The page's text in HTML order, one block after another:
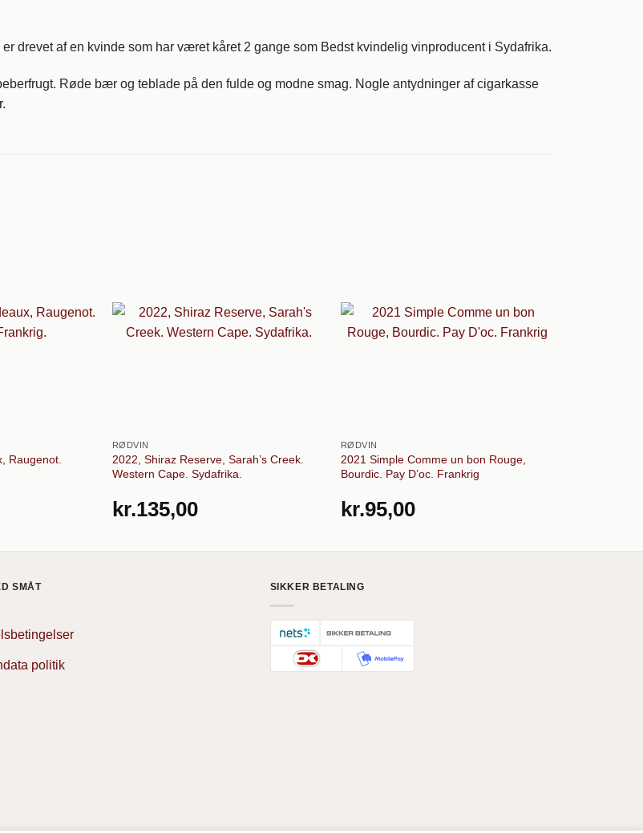
drevet af en kvinde som har været kåret 2 gange som Bedst kvindelig vinproducent i Sydafrika.
Røde bær og teblade på den fulde og modne smag. Nogle antydninger af cigarkasse
Raugenot.
RØDVIN
2022, Shiraz Reserve, Sarah’s Creek.
Western Cape. Sydafrika.
kr.135,00
RØDVIN
2021 Simple Comme un bon Rouge,
Bourdic. Pay D’oc. Frankrig
kr.95,00
SMÅT
politik
SIKKER BETALING